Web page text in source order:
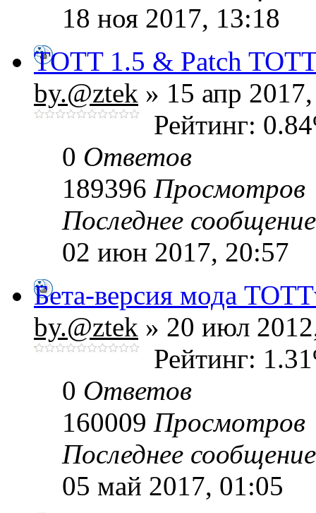
18 ноя 2017, 13:18
TOTT 1.5 & Patch
by.@ztek » 15 апр
Рейтинг:
0 Ответов
189396 Просмотров
Последнее
02 июн 2017, 20:57
Бета-версия мода
by.@ztek » 20 июл
Рейтинг:
0 Ответов
160009 Просмотров
Последнее
05 май 2017, 01:05